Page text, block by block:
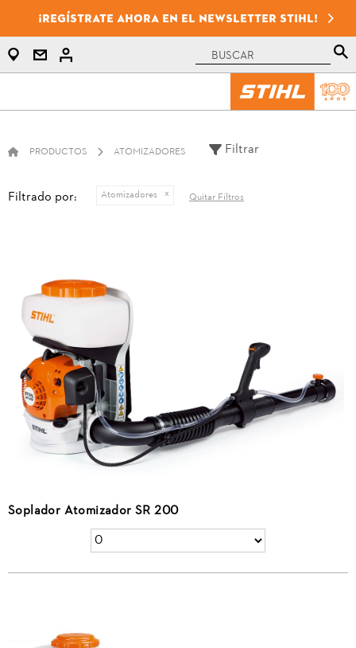
¡Regístrate ahora en el newsletter STIHL!
PRODUCTOS ATOMIZADORES Filtrar
Filtrado por: Atomizadores Quitar Filtros
Soplador Atomizador SR 200